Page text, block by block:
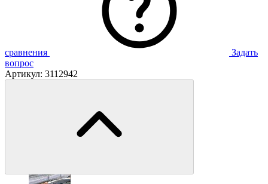
сравнения
Задать
вопрос
Артикул: 3112942